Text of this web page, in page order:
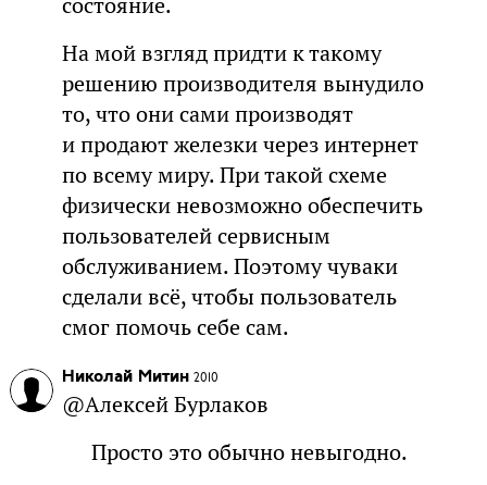
На мой взгляд придти к такому
решению производителя вынудило
то, что они сами производят
и продают железки через интернет
по всему миру. При такой схеме
физически невозможно обеспечить
пользователей сервисным
обслуживанием. Поэтому чуваки
сделали всё, чтобы пользователь
смог помочь себе сам.
Николай Митин 2010
@Алексей Бурлаков
Просто это обычно невыгодно.